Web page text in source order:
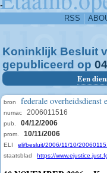
-
RSS
Koninklijk Besluit
gepubliceerd op 04
Een
bron federale overheidsdienst
numac 2006011516
pub. 04/12/2006
prom. 10/11/2006
ELI
eli/besluit/2006/11/10/
staatsblad
https://